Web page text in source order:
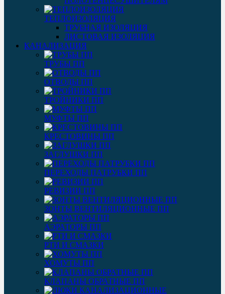
ТЕПЛОИЗОЛЯЦИЯ
ТРУБНАЯ ИЗОЛЯЦИЯ
ЛИСТОВАЯ ИЗОЛЯЦИЯ
КАНАЛИЗАЦИЯ
ТРУБЫ ПП
ОТВОДЫ ПП
ТРОЙНИКИ ПП
МУФТЫ ПП
КРЕСТОВИНЫ ПП
ЗАГЛУШКИ ПП
ПЕРЕХОДЫ ПАТРУБКИ ПП
РЕВИЗИИ ПП
ЗОНТЫ ВЕНТИЛЯЦИОННЫЕ ПП
АЭРАТОРЫ ПП
РТИ И СМАЗКИ
ХОМУТЫ ПП
КЛАПАНЫ ОБРАТНЫЕ ПП